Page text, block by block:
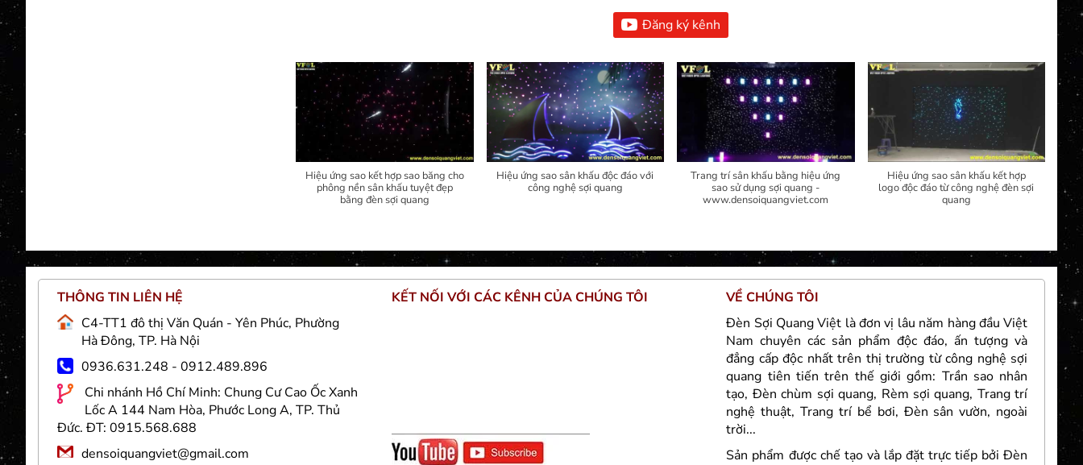
Đăng ký kênh
Hiệu ứng sao kết hợp sao băng cho
phông nền sân khấu tuyệt đẹp
bằng đèn sợi quang
Hiệu ứng sao sân khấu độc đáo với
công nghệ sợi quang
Trang trí sân khấu bằng hiệu ứng
sao sử dụng sợi quang -
www.densoiquangviet.com
Hiệu ứng sao sân khấu kết hợp
logo độc đáo từ công nghệ đèn sợi
quang
và
trí
THÔNG TIN LIÊN HỆ
C4-TT1 đô thị Văn Quán - Yên Phúc, Phường
Hà Đông, TP. Hà Nội
0936.631.248 - 0912.489.896
Chi nhánh Hồ Chí Minh: Chung Cư Cao Ốc Xanh
Lốc A 144 Nam Hòa, Phước Long A, TP. Thủ
Đức. ĐT: 0915.568.688
densoiquangviet@gmail.com
KẾT NỐI VỚI CÁC KÊNH CỦA CHÚNG TÔI
VỀ CHÚNG TÔI
Đèn Sợi Quang Việt là đơn vị lâu năm hàng đầu Việt
Nam chuyên các sản phẩm độc đáo, ấn tượng và
đẳng cấp độc nhất trên thị trường từ công nghệ sợi
quang tiên tiến trên thế giới gồm: Trần sao nhân
tạo, Đèn chùm sợi quang, Rèm sợi quang, Trang trí
nghệ thuật, Trang trí bể bơi, Đèn sân vườn, ngoài
trời...
Sản phẩm được chế tạo và lắp đặt trực tiếp bởi Đèn